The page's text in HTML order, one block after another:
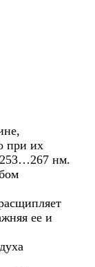
при их
253…267 нм.
ее и